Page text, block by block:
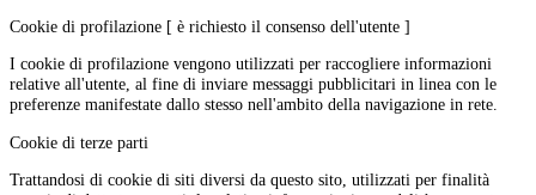
Cookie di profilazione [ è richiesto il consenso dell'utente ]
I cookie di profilazione vengono utilizzati per raccogliere informazioni
relative all'utente, al fine di inviare messaggi pubblicitari in linea con le
preferenze manifestate dallo stesso nell'ambito della navigazione in rete.
Cookie di terze parti
Trattandosi di cookie di siti diversi da questo sito, utilizzati per finalità